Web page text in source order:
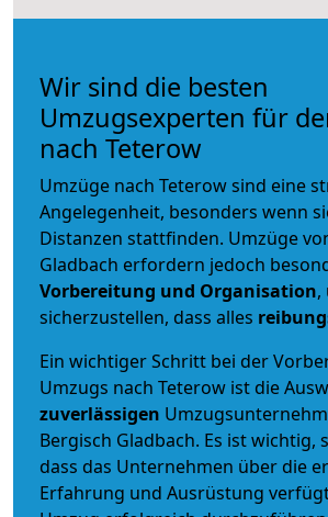
Wir sind die besten
Umzugsexperten für
nach Teterow
Umzüge nach Teterow sind eine
Angelegenheit, besonders wenn
Distanzen stattfinden. Umzüge
Gladbach erfordern jedoch
Vorbereitung und Organisation,
sicherzustellen, dass alles
Ein wichtiger Schritt bei der
Umzugs nach Teterow ist die
zuverlässigen
Bergisch Gladbach. Es ist wichtig,
dass das Unternehmen über die
Erfahrung und Ausrüstung